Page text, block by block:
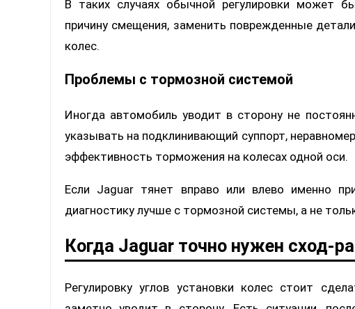
В таких случаях обычной регулировки может
причину смещения, заменить поврежденные
колес.
Проблемы с тормозной системой
Иногда автомобиль уводит в сторону не
указывать на подклинивающий суппорт,
эффективность торможения на колесах одной оси.
Если Jaguar тянет вправо или влево именно
диагностику лучше с тормозной системы, а не
Когда Jaguar точно нужен сход-
Регулировку углов установки колес стоит